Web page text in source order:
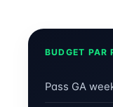
BUDGET PAR
Pass GA